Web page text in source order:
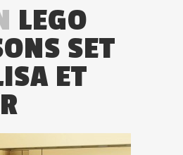
LEGO
SET
ET